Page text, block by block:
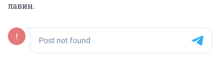
лавин.